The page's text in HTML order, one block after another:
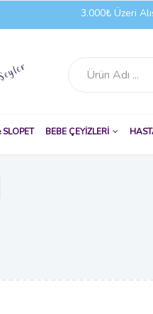
3.000₺ Üzeri
BEBE ÇEYİZLERİ